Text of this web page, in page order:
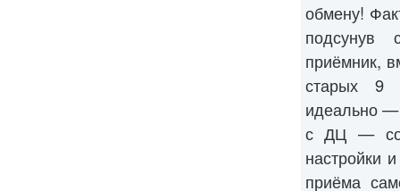
обмену!
подсунув
приёмник,
старых 9
идеально
с ДЦ —
настройки
приёма